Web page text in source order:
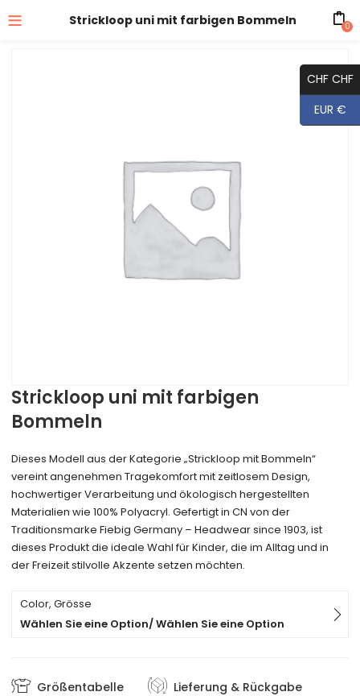
Strickloop uni mit farbigen Bommeln 0
Strickloop uni mit farbigen
Bommeln
Dieses Modell aus der Kategorie „Strickloop mit Bommeln“
vereint angenehmen Tragekomfort mit zeitlosem Design,
hochwertiger Verarbeitung und ökologisch hergestellten
Materialien wie 100% Polyacryl. Gefertigt in CN von der
Traditionsmarke Fiebig Germany – Headwear since 1903, ist
dieses Produkt die ideale Wahl für Kinder, die im Alltag und in
der Freizeit stilvolle Akzente setzen möchten.
Color, Grösse
Wählen Sie eine Option/ Wählen Sie eine Option
Größentabelle Lieferung & Rückgabe
CHF CHF
EUR €